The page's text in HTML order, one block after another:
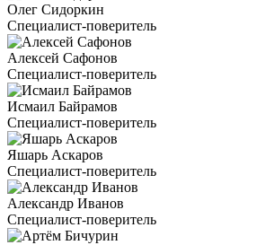
Олег Сидоркин
Специалист-поверитель
Алексей Сафонов
Специалист-поверитель
Исмаил Байрамов
Специалист-поверитель
Яшарь Аскаров
Специалист-поверитель
Александр Иванов
Специалист-поверитель